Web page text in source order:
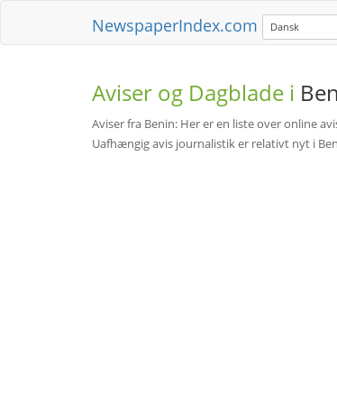
NewspaperIndex.com Dansk
Aviser og Dagblade i
Aviser fra Benin: Her er en liste over online
Uafhængig avis journalistik er relativt nyt i